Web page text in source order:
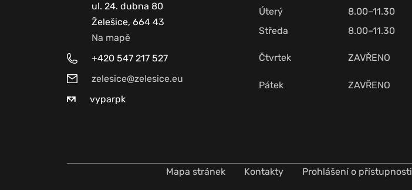
ul. 24. dubna 80
Želešice, 664 43
Na mapě
+420 547 217 527
zelesice@zelesice.eu
vyparpk
Úterý
8.00–11.30
Středa
8.00–11.30
Čtvrtek ZAVŘENO
Pátek
ZAVŘENO
Mapa stránek Kontakty Prohlášení o přístupnosti